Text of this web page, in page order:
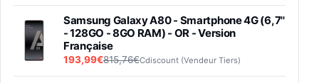
Samsung Galaxy A80 - Smartphone 4G (6,7''
- 128GO - 8GO RAM) - OR - Version
Française
193,99€815,76€Cdiscount (Vendeur Tiers)